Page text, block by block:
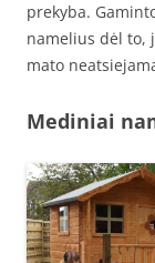
prekyba.
namelius dėl to,
mato
Mediniai